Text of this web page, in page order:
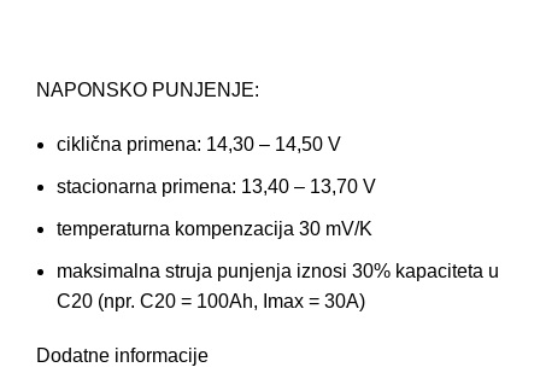
NAPONSKO PUNJENJE:
ciklična primena: 14,30 – 14,50 V
stacionarna primena: 13,40 – 13,70 V
temperaturna kompenzacija 30 mV/K
maksimalna struja punjenja iznosi 30% kapaciteta u
C20 (npr. C20 = 100Ah, Imax = 30A)
Dodatne informacije